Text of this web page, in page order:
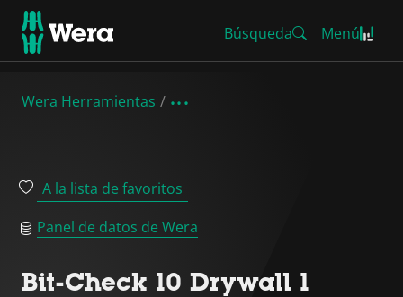
Búsqueda Menú
Wera Herramientas
A la lista de favoritos
Panel de datos de Wera
Bit-Check 10 Drywall 1